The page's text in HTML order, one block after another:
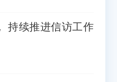
持续推进信访工作